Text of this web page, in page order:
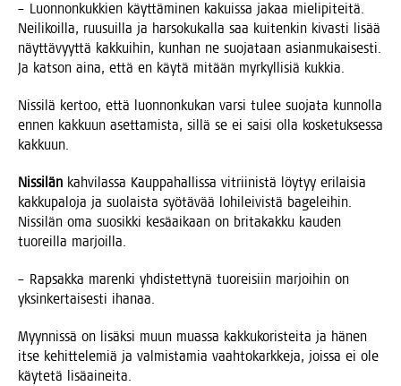
– Luon­non­kuk­kien käyt­tä­mi­nen kakuis­sa jakaa mie­li­pi­tei­tä.
Nei­li­koil­la, ruusuil­la ja har­so­ku­kal­la saa kui­ten­kin kivas­ti lisää
näyt­tä­vyyt­tä kak­kui­hin, kun­han ne suo­ja­taan asian­mu­kai­ses­ti.
Ja kat­son aina, että en käy­tä mitään myr­kyl­li­siä kukkia.
Nis­si­lä ker­too, että luon­non­ku­kan var­si tulee suo­ja­ta kun­nol­la
ennen kak­kuun aset­ta­mis­ta, sil­lä se ei sai­si olla kos­ke­tuk­ses­sa
kakkuun.
Nis­si­län kah­vi­las­sa Kaup­pa­hal­lis­sa vit­rii­nis­tä löy­tyy eri­lai­sia
kak­ku­pa­lo­ja ja suo­lais­ta syö­tä­vää lohi­lei­vis­tä bage­lei­hin.
Nis­si­län oma suo­sik­ki kesä­ai­kaan on bri­ta­kak­ku kau­den
tuo­reil­la marjoilla.
– Rap­sak­ka maren­ki yhdis­tet­ty­nä tuo­rei­siin mar­joi­hin on
yksin­ker­tai­ses­ti ihanaa.
Myyn­nis­sä on lisäk­si muun muas­sa kak­ku­ko­ris­tei­ta ja hänen
itse kehit­te­le­miä ja val­mis­ta­mia vaah­to­kark­ke­ja, jois­sa ei ole
käy­te­tä lisäaineita.